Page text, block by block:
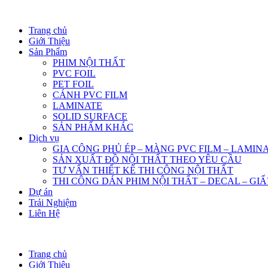
Trang chủ
Giới Thiệu
Sản Phẩm
PHIM NỘI THẤT
PVC FOIL
PET FOIL
CÁNH PVC FILM
LAMINATE
SOLID SURFACE
SẢN PHẨM KHÁC
Dịch vụ
GIA CÔNG PHỦ ÉP – MÀNG PVC FILM –
SẢN XUẤT ĐỒ NỘI THẤT THEO YÊU CẦU
TƯ VẤN THIẾT KẾ THI CÔNG NỘI THẤT
THI CÔNG DÁN PHIM NỘI THẤT – DECAL –
Dự án
Trải Nghiệm
Liên Hệ
Trang chủ
Giới Thiệu